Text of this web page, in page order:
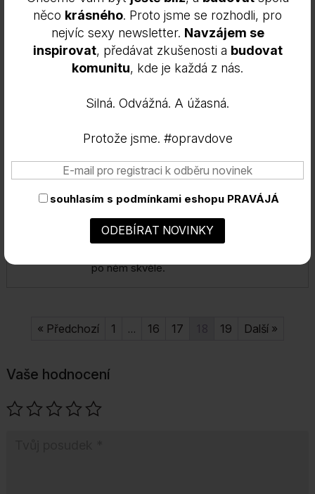
něco krásného. Proto jsme se rozhodli, pro
nejvíc sexy newsletter. Navzájem se
inspirovat, předávat zkušenosti a budovat
komunitu, kde je každá z nás.
Silná. Odvážná. A úžasná.
Protože jsme. #opravdove
souhlasím s podmínkami eshopu PRAVÁJÁ
Hodnocení
5 z 5
Simona Mikešová(ověřený vlastník)
17.10.2022
Je to má první objednávka a jsem
odličovacího olejíčku je krásně hedvábná
viditelná změna. Jako bonus krásně voní.
Hodnocení
Kristyna– 12.10.2022
po něm skvěle.
« Předchozí 1 … 16 17 18 19 Další »
Vaše hodnocení